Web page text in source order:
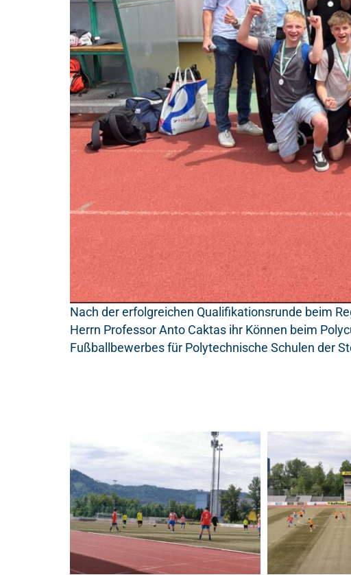
Nach der erfolgreichen Qualifikationsrunde beim
Herrn Professor Anto Caktas ihr Können beim
Fußballbewerbes für Polytechnische Schulen der